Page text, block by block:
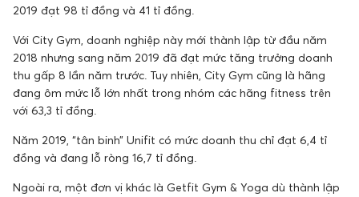
2019 đạt 98 tỉ đồng và 41 tỉ đồng.
Với City Gym, doanh nghiệp này mới thành lập từ đầu năm
2018 nhưng sang năm 2019 đã đạt mức tăng trưởng doanh
thu gấp 8 lần năm trước. Tuy nhiên, City Gym cũng là hãng
đang ôm mức lỗ lớn nhất trong nhóm các hãng fitness trên
với 63,3 tỉ đồng.
Năm 2019, “tân binh” Unifit có mức doanh thu chỉ đạt 6,4 tỉ
đồng và đang lỗ ròng 16,7 tỉ đồng.
Ngoài ra, một đơn vị khác là Getfit Gym & Yoga dù thành lập